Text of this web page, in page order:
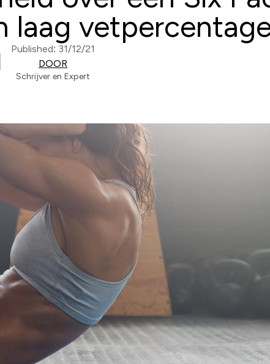
laag
Published: 31/12/21
DOOR
Schrijver en Expert